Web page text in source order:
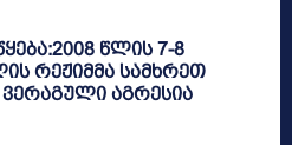
წლის 7-8
რეჟიმმა სამხრეთ
აგრესია